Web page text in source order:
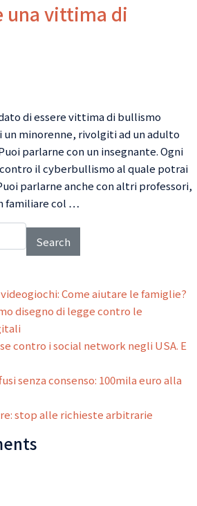
una vittima di
di essere vittima di bullismo
un minorenne, rivolgiti ad un adulto
parlarne con un insegnante. Ogni
il cyberbullismo al quale potrai
parlarne anche con altri professori,
familiare col …
Come aiutare le famiglie?
disegno di legge contro le
contro i social network negli USA. E
senza consenso: 100mila euro alla
stop alle richieste arbitrarie